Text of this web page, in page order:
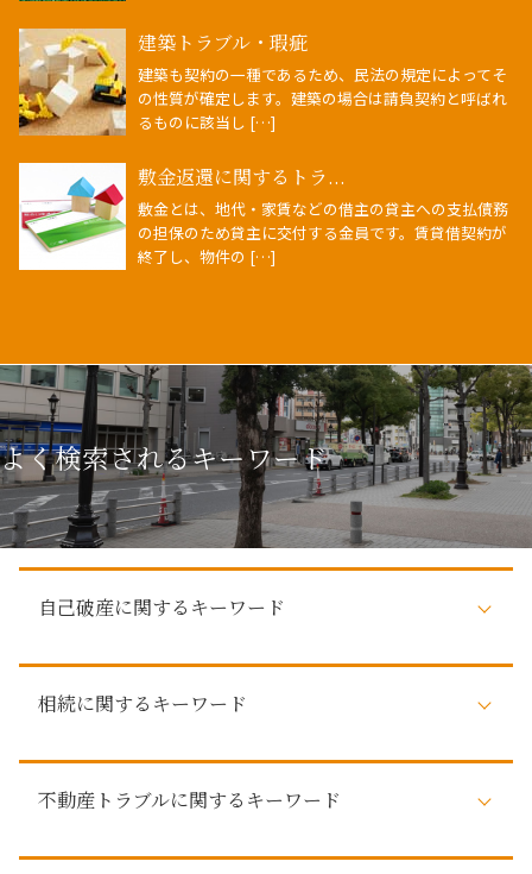
建築トラブル・瑕疵
建築も契約の一種であるため、民法の規定によってそ
の性質が確定します。建築の場合は請負契約と呼ばれ
るものに該当し […]
敷金返還に関するトラ...
敷金とは、地代・家賃などの借主の貸主への支払債務
の担保のため貸主に交付する金員です。賃貸借契約が
終了し、物件の […]
よく検索されるキーワード
自己破産に関するキーワード
任意整理 弁護士 おすすめ
弁済 債権者
借金 払えない 自己破産
任意整理 デメリット
相続に関するキーワード
株式 相続
相続 分割
不動産トラブルに関するキーワード